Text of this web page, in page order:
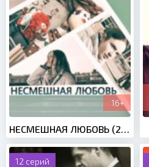
16+
12 серий